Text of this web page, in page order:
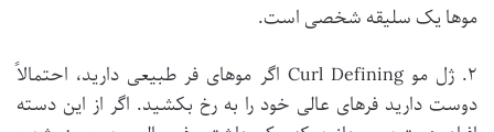
موها یک سلیقه شخصی است.
۲. ژل مو Curl Defining اگر موهای فر طبیعی دارید، احتمالاً
دوست دارید فرهای عالی خود را به رخ بکشید. اگر از این دسته